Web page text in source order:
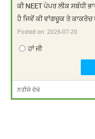
ਕੀ NEET ਪੇਪਰ ਲੀਕ ਸਬੰਧੀ
ਹੈ ਜਿਵੇਂ ਕੀ ਵਾਂਗਚੂਕ ਤੇ ਕਾਕਰੋਚ
Posted on: 2026-07-20
ਹਾਂ ਜੀ
ਨਤੀਜੇ ਦੇਖੋ